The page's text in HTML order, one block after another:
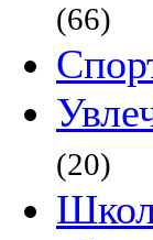
(66)
(20)